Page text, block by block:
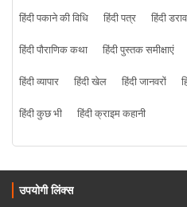
हिंदी पकाने की विधि
हिंदी पत्र हिंदी
हिंदी पौराणिक कथा
हिंदी पुस्तक समीक्षाएं
हिंदी व्यापार
हिंदी खेल हिंदी जानवरों
हिंदी कुछ भी
हिंदी क्राइम कहानी
उपयोगी लिंक्स